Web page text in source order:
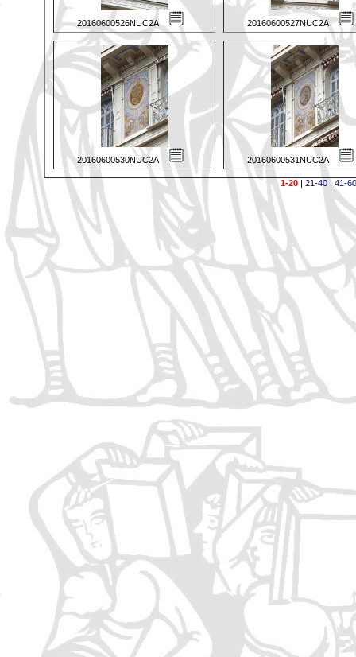
20160600526NUC2A 20160600527NUC2A
20160600530NUC2A 20160600531NUC2A
1-20 | 21-40 |41-60